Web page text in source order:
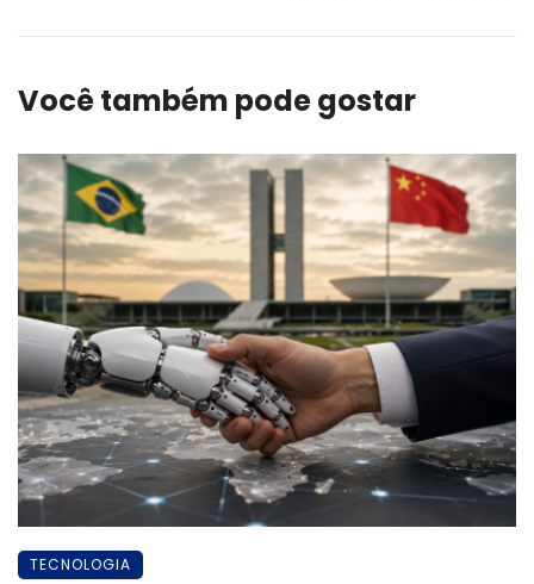
Você também pode gostar
TECNOLOGIA